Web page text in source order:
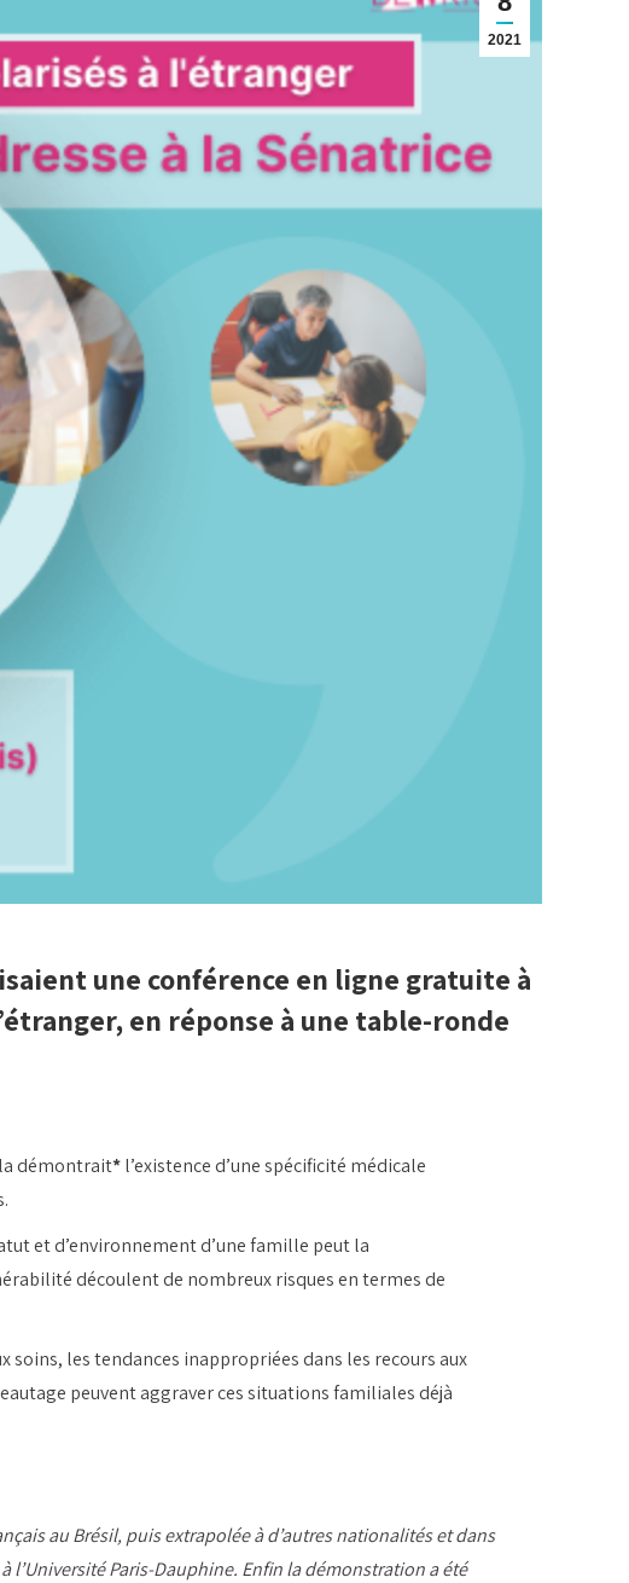
2021
une conférence en ligne gratuite à
en réponse à une table-ronde
démontrait*l’existence d’une spécificité médicale
et d’environnement d’une famille peut la
découlent de nombreux risques en termes de
soins, les tendances inappropriées dans les recours aux
peuvent aggraver ces situations familiales déjà
au Brésil, puis extrapolée à d’autres nationalités et dans
l’Université Paris-Dauphine. Enfin la démonstration a été